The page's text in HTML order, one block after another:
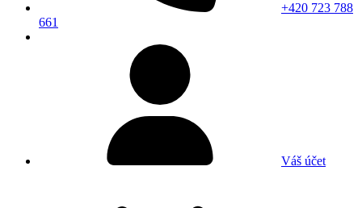
+420 723 788
661
Váš účet